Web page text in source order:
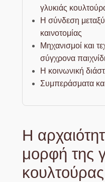
γλυκιάς
Η σύνδεση
καινοτομίας
Μηχανισμοί και
σύγχρονα
Η κοινωνική
Συμπεράσματα
Η
μορφή της
κουλτούρας